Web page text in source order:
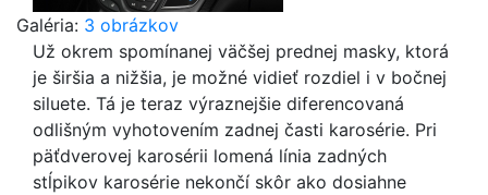
Galéria: 3 obrázkov
Už okrem spomínanej väčšej prednej masky, ktorá
je širšia a nižšia, je možné vidieť rozdiel i v bočnej
siluete. Tá je teraz výraznejšie diferencovaná
odlišným vyhotovením zadnej časti karosérie. Pri
päťdverovej karosérii lomená línia zadných
stĺpikov karosérie nekončí skôr ako dosiahne